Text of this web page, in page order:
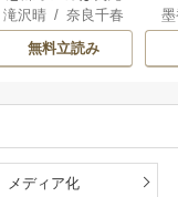
公爵の重すぎる執
着愛に溺れる
滝沢晴 /奈良千春
無料立読み
メディア化